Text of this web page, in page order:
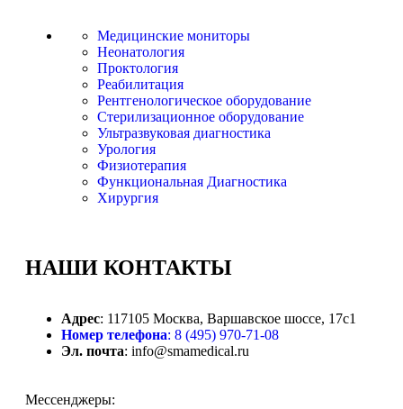
Медицинские мониторы
Неонатология
Проктология
Реабилитация
Рентгенологическое оборудование
Стерилизационное оборудование
Ультразвуковая диагностика
Урология
Физиотерапия
Функциональная Диагностика
Хирургия
НАШИ КОНТАКТЫ
Адрес: 117105 Москва, Варшавское шоссе, 17с1
Номер телефона: 8 (495) 970-71-08
Эл. почта: info@smamedical.ru
Мессенджеры: